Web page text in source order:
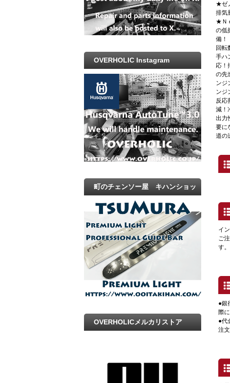
★ゼ
排
★Ｎ
の低
備
回転
手ハ
応！
の先
ンジ
ンジ
反応
減！
出力
要に
道の
イ
ご
す。
●銀
際
●代
注
OVERHOLIC Instagram
町のチェンソー屋 キハンショッ
プ
OVERHOLICメルカリストア